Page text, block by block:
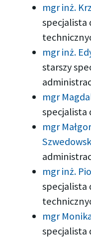
mgr inż.
specjalista
mgr inż.
starszy
mgr
specjalista
mgr
mgr inż.
specjalista
mgr
specjalista